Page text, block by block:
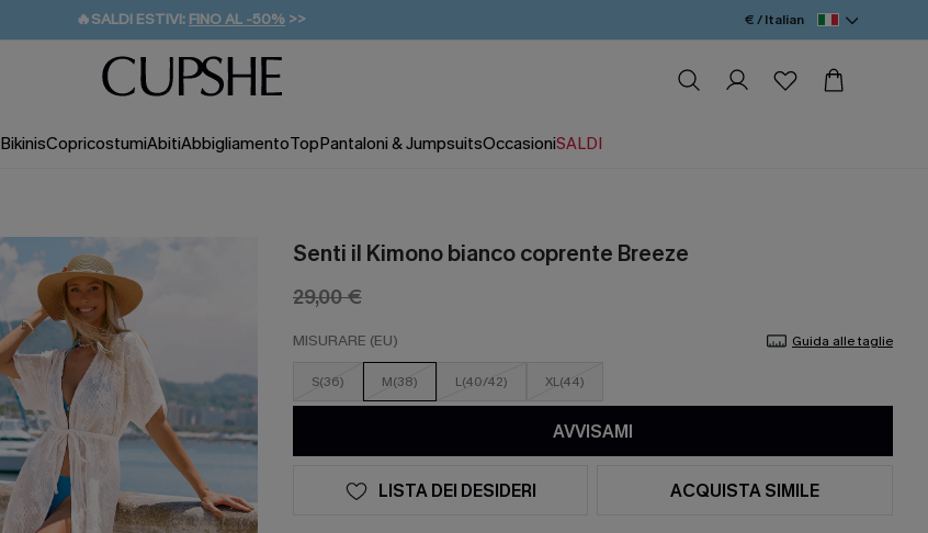
🔥SALDI ESTIVI: FINO AL -50% >>
🚚SPEDIZIONE GRATUITA DA 49€
💌REGALO PER I NUOVI: 20% DI SCONTO*
€ / Italian
BikinisCopricostumiAbitiAbbigliamentoTopPantaloni & JumpsuitsOccasioniSALDI
Senti il Kimono bianco coprente Breeze
29,00 €
MISURARE (EU) Guida alle taglie
S(36) M(38) L(40/42) XL(44)
AVVISAMI
LISTA DEI DESIDERI ACQUISTA SIMILE